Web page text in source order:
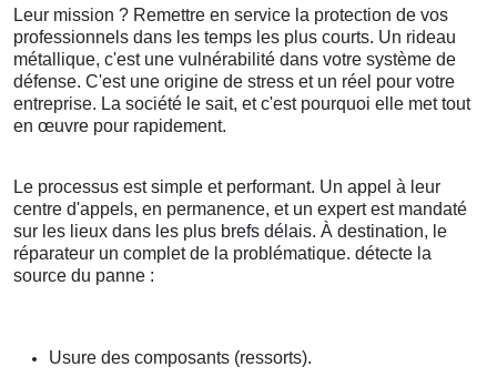
Leur mission ? Remettre en service la protection de vos
professionnels dans les temps les plus courts. Un rideau
métallique, c'est une vulnérabilité dans votre système de
défense. C'est une origine de stress et un réel pour votre
entreprise. La société le sait, et c'est pourquoi elle met tout
en œuvre pour rapidement.
Le processus est simple et performant. Un appel à leur
centre d'appels, en permanence, et un expert est mandaté
sur les lieux dans les plus brefs délais. À destination, le
réparateur un complet de la problématique. détecte la
source du panne :
Usure des composants (ressorts).